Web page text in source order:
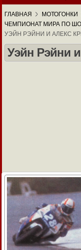
ГЛАВНАЯ МОТОГОНКИ
ЧЕМПИОНАТ МИРА ПО
УЭЙН РЭЙНИ И АЛЕКС
Уэйн Рэйни